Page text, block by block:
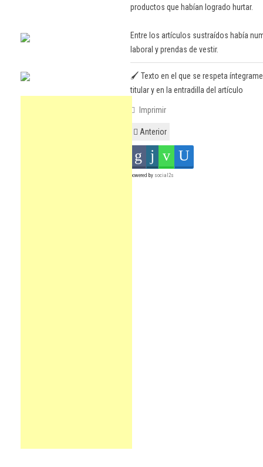
productos que habían logrado hurtar.
Entre los artículos sustraídos había
laboral y prendas de vestir.
🖌️ Texto en el que se respeta
titular y en la entradilla del artículo
Imprimir
Anterior
powered by social2s